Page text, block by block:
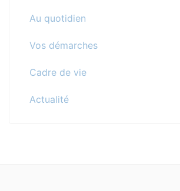
Au quotidien
Vos démarches
Cadre de vie
Actualité